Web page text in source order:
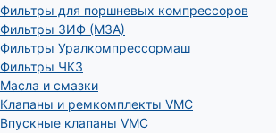
Фильтры для поршневых компрессоров
Фильтры ЗИФ (МЗА)
Фильтры Уралкомпрессормаш
Фильтры ЧКЗ
Масла и смазки
Клапаны и ремкомплекты VMC
Впускные клапаны VMC